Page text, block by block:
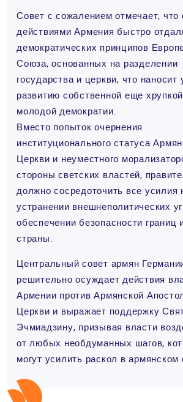
Совет с сожалением отмечает, что
действиями Армения быстро
демократических принципов
Союза, основанных на разделении
государства и церкви, что наносит
развитию собственной еще
молодой демократии.
Вместо попыток очернения
институционального статуса
Церкви и неуместного
стороны светских властей,
должно сосредоточить все усилия
устранении внешнеполитических
обеспечении безопасности границ
страны.
Центральный совет армян
решительно осуждает действия
Армении против Армянской
Церкви и выражает поддержку
Эчмиадзину, призывая власти
от любых необдуманных шагов,
могут усилить раскол в армянском